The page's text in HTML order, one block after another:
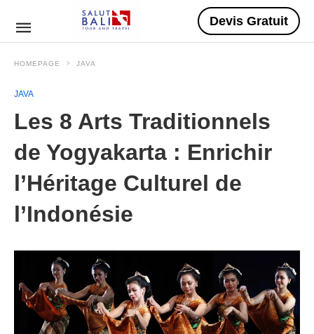
Devis Gratuit
HOMEPAGE JAVA
JAVA
Les 8 Arts Traditionnels
de Yogyakarta : Enrichir
l’Héritage Culturel de
l’Indonésie